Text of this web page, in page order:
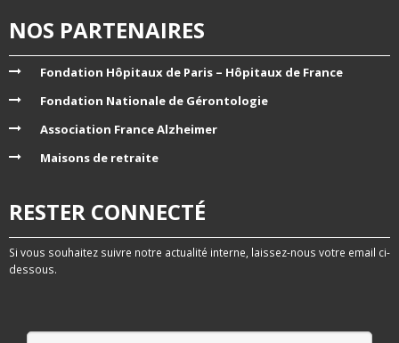
NOS PARTENAIRES
Fondation Hôpitaux de Paris – Hôpitaux de France
Fondation Nationale de Gérontologie
Association France Alzheimer
Maisons de retraite
RESTER CONNECTÉ
Si vous souhaitez suivre notre actualité interne, laissez-nous votre email ci-
dessous.